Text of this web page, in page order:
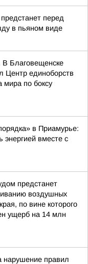
перед
в пьяном виде
Благовещенске
Центр единоборств
мира по боксу
в Приамурье:
энергией вместе с
предстанет
воздушных
по вине которого
ущерб на 14 млн
нарушение правил